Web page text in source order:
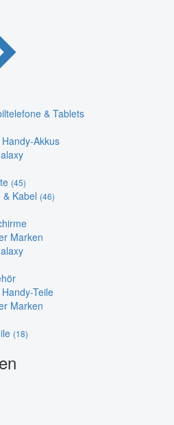
& Tablets
Akkus
(45)
Kabel (46)
Marken
Teile
Marken
(18)